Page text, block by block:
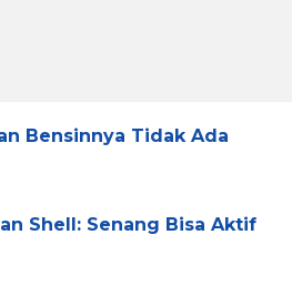
Bensinnya Tidak Ada
Shell: Senang Bisa Aktif